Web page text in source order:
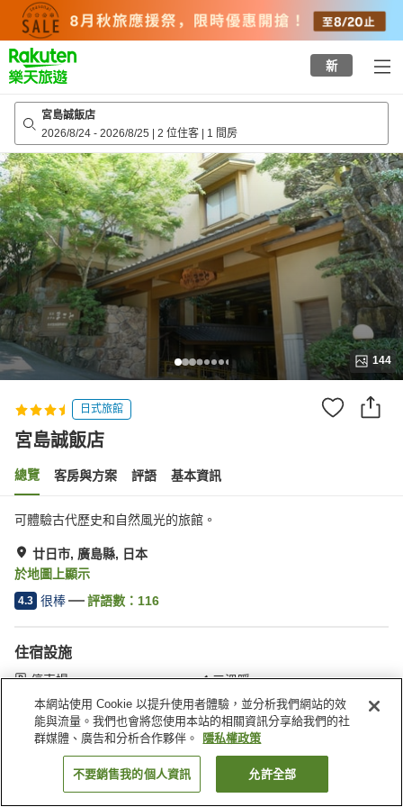
top
page
新
宮島誠飯店
2026/8/24 - 2026/8/25 | 2 位住客 | 1 間房
144
日式旅館
宮島誠飯店
總覽 客房與方案 評語 基本資訊
可體驗古代歷史和自然風光的旅館。
廿日市, 廣島縣, 日本
於地圖上顯示
4.3 很棒 評語數： 116
住宿設施
停車場
三溫暖
咖啡廳
自動販賣機
首頁 日本 廣島縣 廿日市 宮島誠飯店
找客房
本網站使用 Cookie 以提升使用者體驗，並分析我們網站的效
能與流量。我們也會將您使用本站的相關資訊分享給我們的社
群媒體、廣告和分析合作夥伴。
隱私權政策
不要銷售我的個人資訊 允許全部